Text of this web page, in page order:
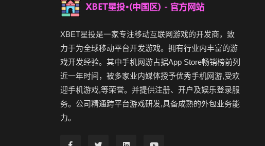
XBET星投是一家专注移动互联网游戏的开发商，致
力于为全球移动平台开发游戏。拥有行业内丰富的游
戏开发经验。其中手机网游占据App Store畅销榜前列
近一年时间，被多家业内媒体授予优秀手机网游,受欢
迎手机游戏,等荣誉。并提供注册、开户及娱乐登录服
务。公司精通跨平台游戏研发,具备成熟的外包业务能
力。